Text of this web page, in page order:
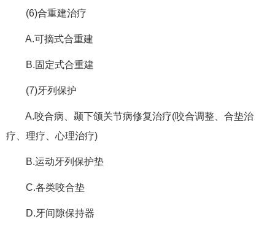
(6)合重建治疗
A.可摘式合重建
B.固定式合重建
(7)牙列保护
A.咬合病、颞下颌关节病修复治疗(咬合调整、合垫治
疗、理疗、心理治疗)
B.运动牙列保护垫
C.各类咬合垫
D.牙间隙保持器